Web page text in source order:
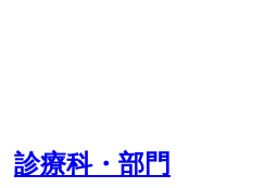
診療科・部⾨